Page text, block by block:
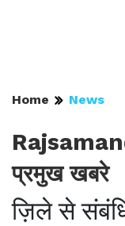
Home News
प्रमुख खबरे
ज़िले से